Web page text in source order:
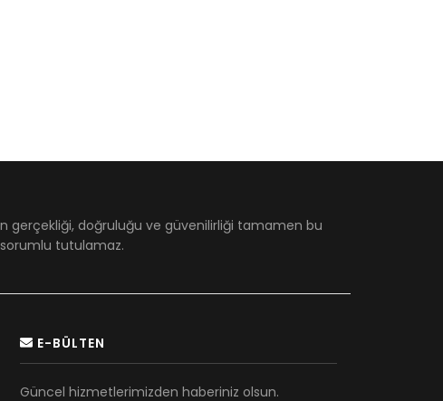
gerçekliği, doğruluğu ve güvenilirliği tamamen bu
tutulamaz.
E-BÜLTEN
Güncel hizmetlerimizden haberiniz olsun.